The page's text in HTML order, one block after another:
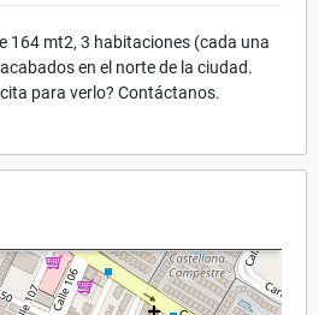
164 mt2, 3 habitaciones (cada una
en el norte de la ciudad.
para verlo? Contáctanos.